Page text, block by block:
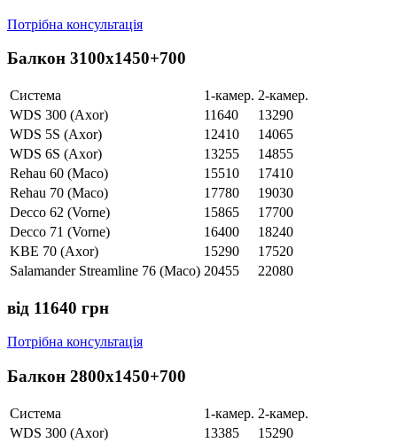
Потрібна консультація
Балкон 3100х1450+700
Система 1-камер. 2-камер.
WDS 300 (Axor)
11640
13290
WDS 5S (Axor)
12410
14065
WDS 6S (Axor)
13255
14855
Rehau 60 (Maco)
15510
17410
Rehau 70 (Maco)
17780
19030
Decco 62 (Vorne)
15865
17700
Decco 71 (Vorne)
16400
18240
KBE 70 (Axor)
15290
17520
Salamander Streamline 76 (Maco) 20455 22080
від 11640 грн
Потрібна консультація
Балкон 2800х1450+700
Система 1-камер. 2-камер.
WDS 300 (Axor)
13385
15290